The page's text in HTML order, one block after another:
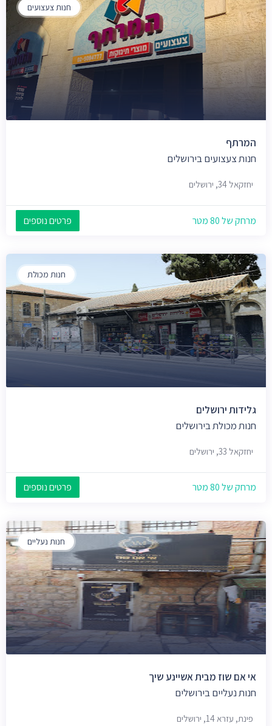
חנות צעצועים
המרתף
חנות צעצועים בירושלים
יחזקאל 34, ירושלים
מרחק של 80 מטר פרטים נוספים
חנות מכולת
גלידות ירושלים
חנות מכולת בירושלים
יחזקאל 33, ירושלים
מרחק של 80 מטר פרטים נוספים
חנות נעליים
אי אם שוז מבית אשיינע שיך
חנות נעליים בירושלים
פינת, עזרא 14, ירושלים